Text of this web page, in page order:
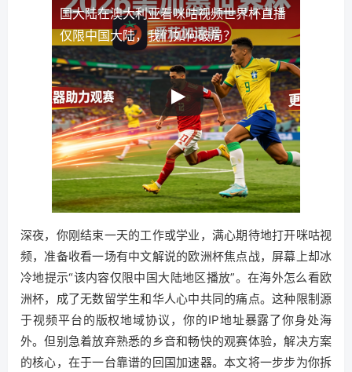
国大陆在澳大利亚看咪咕视频世界杯直播
仅限中国大陆，我们如何破局？
深夜，你刚结束一天的工作或学业，满心期待地打开咪咕视
频，准备收看一场有中文解说的欧洲杯焦点战，屏幕上却冰
冷地提示“该内容仅限中国大陆地区播放”。在海外怎么看欧
洲杯，成了无数留学生和华人心中共同的痛点。这种限制源
于视频平台的版权地域协议，你的IP地址暴露了你身处海
外。但别急着放弃熟悉的乡音和畅快的观赛体验，解决方案
的核心，在于一台靠谱的回国加速器。本文将一步步为你拆